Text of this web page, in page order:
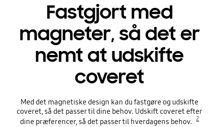
Fastgjort med
magneter, så det er
nemt at udskifte
coveret
Med det magnetiske design kan du fastgøre og udskifte
coveret, så det passer til dine behov. Udskift coveret efter
dine præferencer, så det passer til hverdagens behov.
2